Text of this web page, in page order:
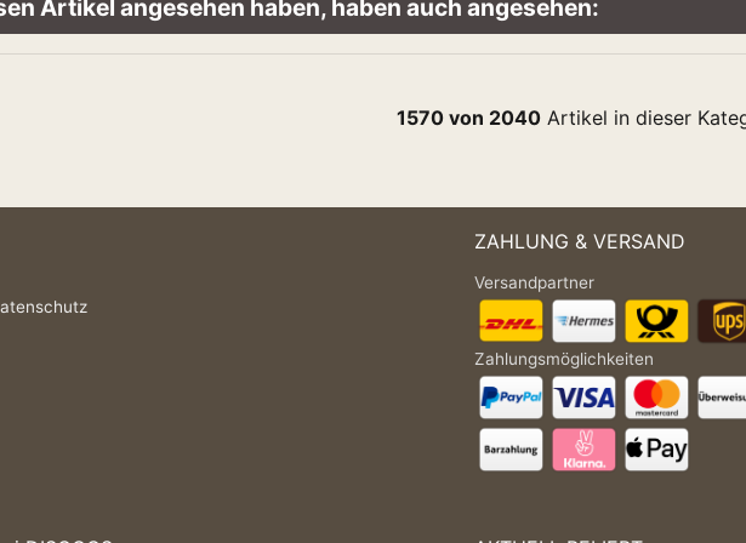
Artikel angesehen haben, haben auch angesehen:
1570 von 2040Artikel in dieser
ZAHLUNG & VERSAND
Versandpartner
Zahlungsmöglichkeiten